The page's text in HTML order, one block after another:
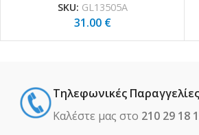
SKU: GL13505A
31.00 €
Τηλεφωνικές Παραγγελίες
Καλέστε μας στο 210 29 18